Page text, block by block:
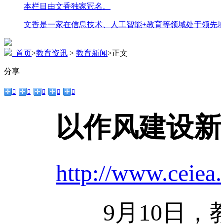
本栏目由文香独家冠名。
文香是一家在信息技术、人工智能+教育等领域处于领
首页>教育资讯 > 教育新闻>正文
分享
    
以作风建设
http://
9月10日，教